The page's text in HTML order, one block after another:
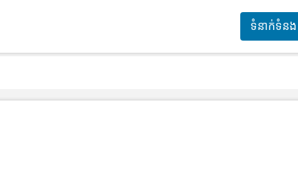
ទំនាក់ទំនង